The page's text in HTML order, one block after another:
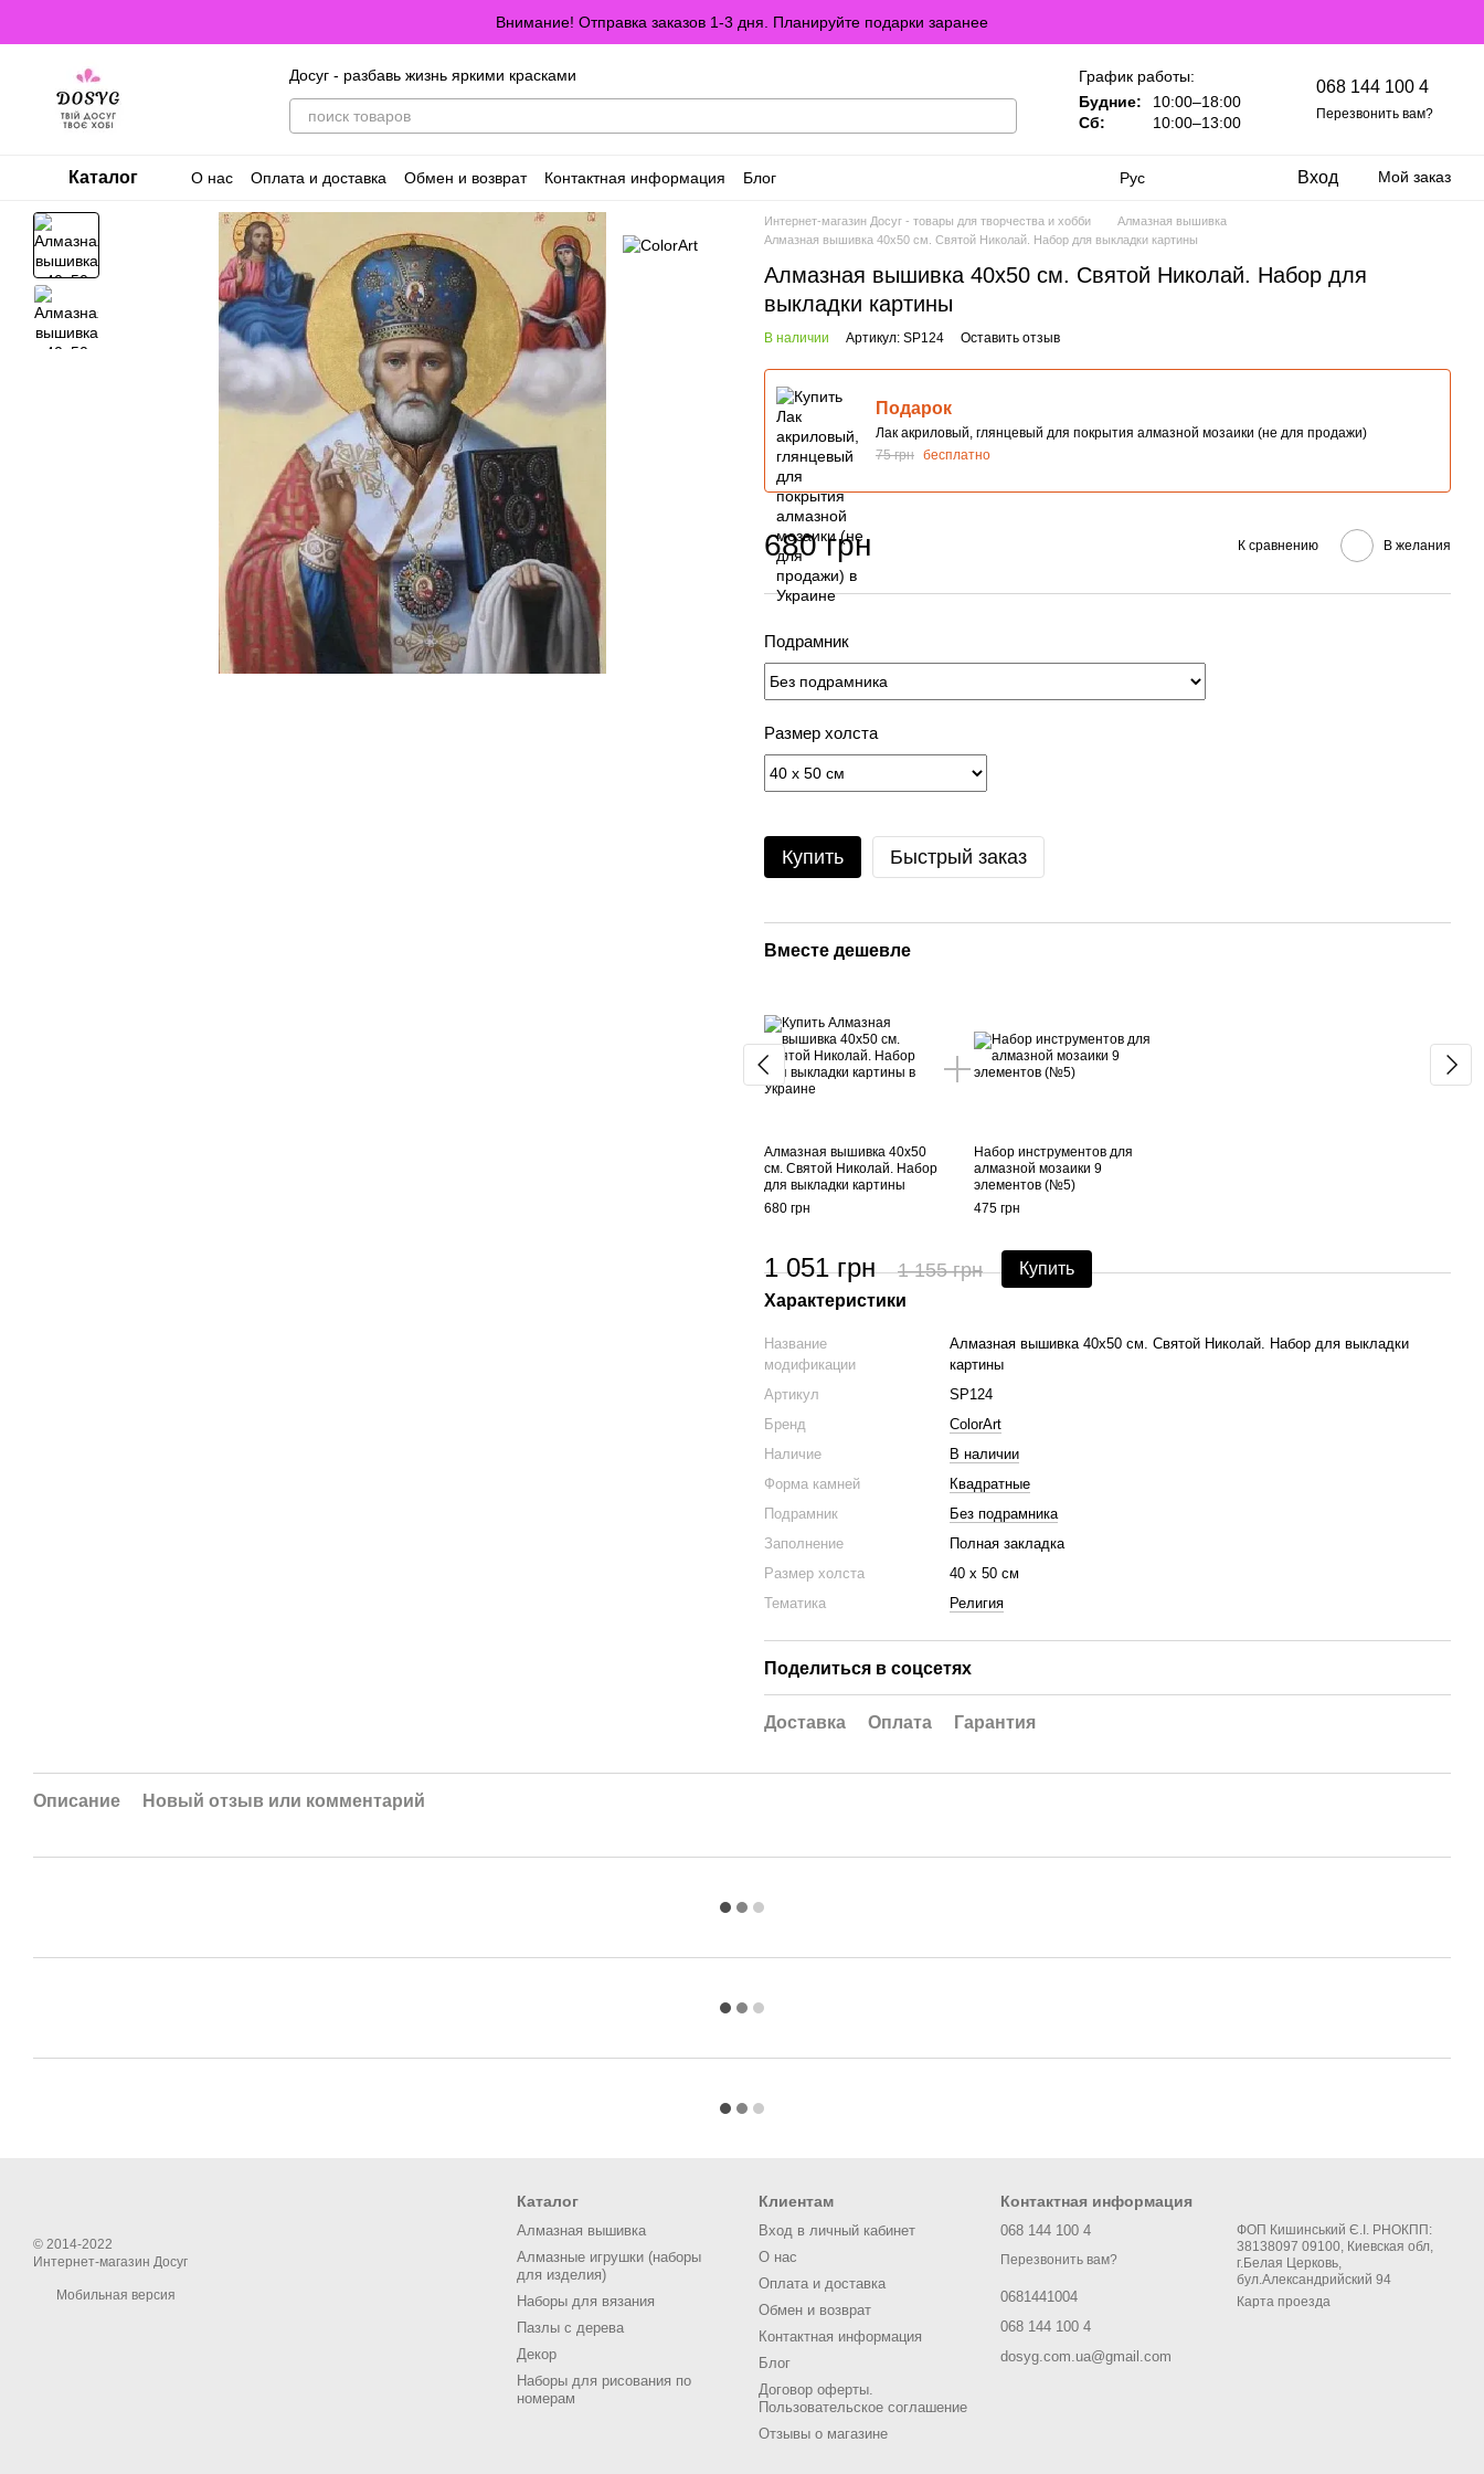
Внимание! Отправка заказов 1-3 дня. Планируйте подарки заранее
Досуг - разбавь жизнь яркими красками
График работы:
Будние:
10:00–18:00
Сб:
10:00–13:00
068 144 100 4
Перезвонить вам?
Каталог О нас Оплата и доставка Обмен и возврат Контактная информация
Блог
Рус Вход Мой заказ
Интернет-магазин Досуг - товары для творчества и хобби
Алмазная вышивка
Алмазная вышивка 40х50 см. Святой Николай. Набор для выкладки картины
Алмазная вышивка 40х50 см. Святой Николай. Набор для
выкладки картины
В наличии Артикул: SP124 Оставить отзыв
Подарок
Лак акриловый, глянцевый для покрытия алмазной мозаики (не для продажи)
75 грн бесплатно
680 грн К сравнению В желания
Подрамник
Размер холста
Купить Быстрый заказ
Вместе дешевле
Алмазная вышивка 40х50
см. Святой Николай. Набор
для выкладки картины
680 грн
Набор инструментов для
алмазной мозаики 9
элементов (№5)
475 грн
1 051 грн 1 155 грн Купить
Характеристики
Название
модификации
Алмазная вышивка 40х50 см. Святой Николай. Набор для выкладки
картины
Артикул
SP124
Бренд
ColorArt
Наличие
В наличии
Форма камней
Квадратные
Подрамник
Без подрамника
Заполнение
Полная закладка
Размер холста
40 х 50 см
Тематика
Религия
Поделиться в соцсетях
Доставка Оплата Гарантия
Описание Новый отзыв или комментарий
© 2014-2022
Интернет-магазин Досуг
Мобильная версия
Каталог
Алмазная вышивка
Алмазные игрушки (наборы
для изделия)
Наборы для вязания
Пазлы с дерева
Декор
Наборы для рисования по
номерам
Клиентам
Вход в личный кабинет
О нас
Оплата и доставка
Обмен и возврат
Контактная информация
Блог
Договор оферты.
Пользовательское соглашение
Отзывы о магазине
Контактная информация
068 144 100 4
Перезвонить вам?
0681441004
068 144 100 4
dosyg.com.ua@gmail.com
ФОП Кишинський Є.І. РНОКПП:
38138097 09100, Киевская обл,
г.Белая Церковь,
бул.Александрийский 94
Карта проезда